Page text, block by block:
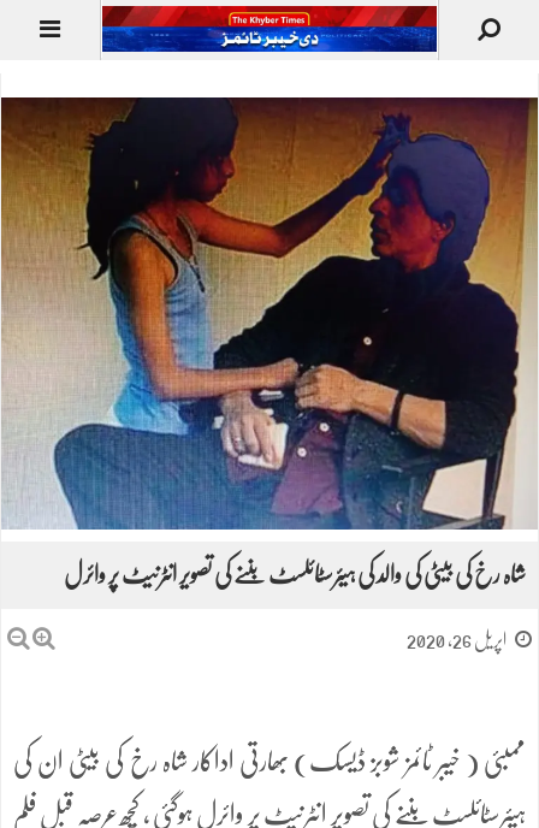
شاہ رخ کی بیٹی کی والد کی ہیئرسٹائلسٹ بننے کی تصویر انٹرنیٹ پر وائرل
اپریل 26, 2020
ممبئی ( خیبر ٹائمز شوبز ڈیسک) بھارتی اداکار شاہ رخ کی بیٹی ان کی
ہیئرسٹائلسٹ بننے کی تصویر انٹرنیٹ پر وائرل ہوگئی ، کچھ عرصہ قبل فلم